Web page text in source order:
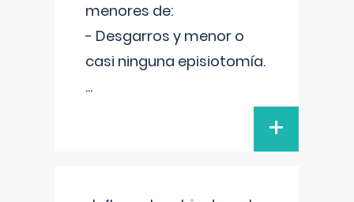
menores de:
- Desgarros y menor o
casi ninguna episiotomía.
...
+